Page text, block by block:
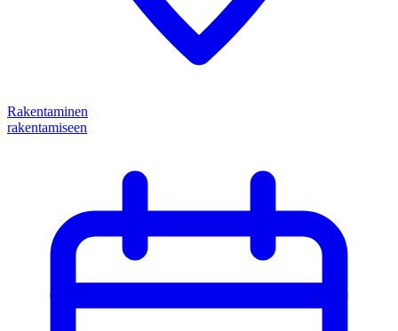
Rakentaminen
rakentamiseen